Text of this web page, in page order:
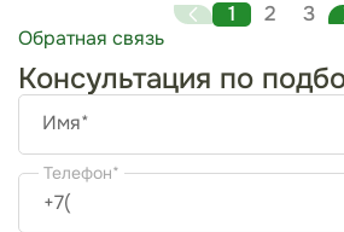
1 2
3
Обратная связь
Консультация по
Имя*
Телефон*